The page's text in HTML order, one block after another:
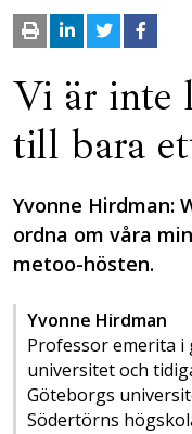
Vi är inte
till bara
Yvonne Hirdman:
ordna om våra
metoo-hösten.
Yvonne Hirdman
Professor emerita i
universitet och
Göteborgs
Södertörns